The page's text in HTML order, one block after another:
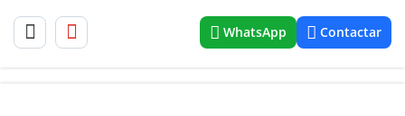
WhatsApp Contactar